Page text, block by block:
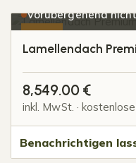
Vorübergehend
Lamellendach
8,549.00 €
inkl. MwSt. ·
Benachrichtigen